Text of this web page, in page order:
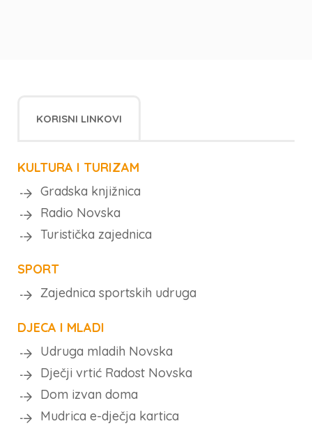
KORISNI LINKOVI
KULTURA I TURIZAM
Gradska knjižnica
Radio Novska
Turistička zajednica
SPORT
Zajednica sportskih udruga
DJECA I MLADI
Udruga mladih Novska
Dječji vrtić Radost Novska
Dom izvan doma
Mudrica e-dječja kartica